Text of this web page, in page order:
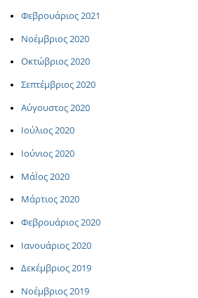
Φεβρουάριος 2021
Νοέμβριος 2020
Οκτώβριος 2020
Σεπτέμβριος 2020
Αύγουστος 2020
Ιούλιος 2020
Ιούνιος 2020
ΜάΪος 2020
Μάρτιος 2020
Φεβρουάριος 2020
Ιανουάριος 2020
Δεκέμβριος 2019
Νοέμβριος 2019